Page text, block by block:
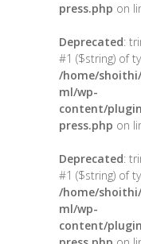
press.php on
Deprecated:
#1 ($string) of
/home/
ml/wp-
content/
press.php on
Deprecated:
#1 ($string) of
/home/
ml/wp-
content/